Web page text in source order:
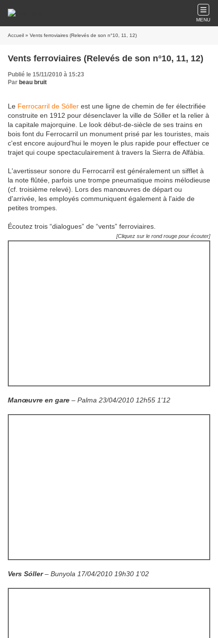
MENU
Accueil » Vents ferroviaires (Relevés de son n°10, 11, 12)
Vents ferroviaires (Relevés de son n°10, 11, 12)
Publié le 15/11/2010 à 15:23
Par beau bruit
Le Ferrocarril de Sóller est une ligne de chemin de fer électrifiée
construite en 1912 pour désenclaver la ville de Sóller et la relier à
la capitale majorquine. Le look début-de-siècle de ses trains en
bois font du Ferrocarril un monument prisé par les touristes, mais
c'est encore aujourd'hui le moyen le plus rapide pour effectuer ce
trajet qui coupe spectaculairement à travers la Sierra de Alfàbia.
L'avertisseur sonore du Ferrocarril est généralement un sifflet à
la note flûtée, parfois une trompe pneumatique moins mélodieuse
(cf. troisième relevé). Lors des manœuvres de départ ou
d'arrivée, les employés communiquent également à l'aide de
petites trompes.
Écoutez trois “dialogues” de “vents” ferroviaires.
[Cliquez sur le rond rouge pour écouter]
Manœuvre en gare – Palma 23/04/2010 12h55 1'12
Vers Sóller– Bunyola 17/04/2010 19h30 1'02